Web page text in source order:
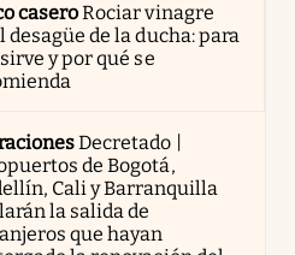
caseroRociar vinagre
desagüe de la ducha: para
y por qué se
Decretado |
de Bogotá,
Cali y Barranquilla
la salida de
que hayan